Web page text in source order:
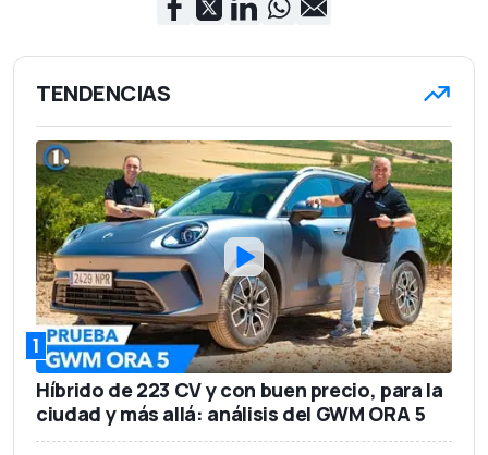
TENDENCIAS
1
Híbrido de 223 CV y con buen precio, para la
ciudad y más allá: análisis del GWM ORA 5